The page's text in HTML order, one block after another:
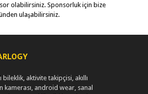
olabilirsiniz. Sponsorluk için bize
ulaşabilirsiniz.
bileklik, aktivite takipçisi, akıllı
kamerası, android wear, sanal